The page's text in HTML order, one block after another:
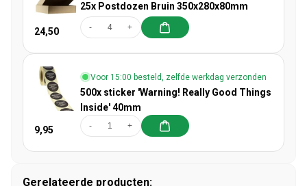
24,50
25x Postdozen Bruin 350x280x80mm
- +
9,95
Voor 15:00 besteld, zelfde werkdag verzonden
500x sticker 'Warning! Really Good Things
Inside' 40mm
- +
Gerelateerde producten: